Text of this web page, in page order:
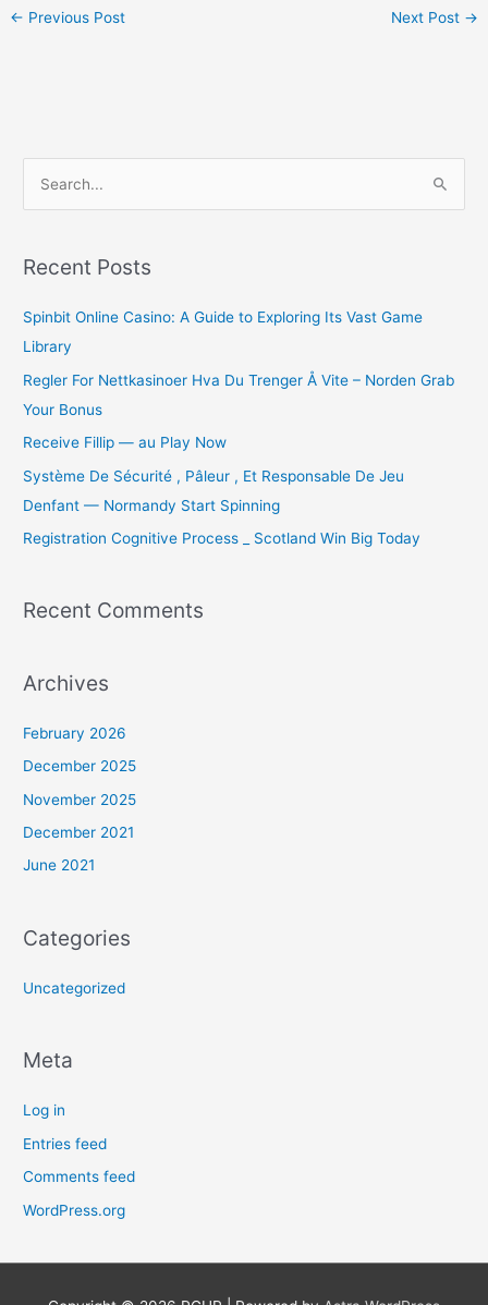
← Previous Post Next Post →
r
h
f
o
r
:
Recent Posts
Spinbit Online Casino: A Guide to Exploring Its Vast Game
Library
Regler For Nettkasinoer Hva Du Trenger Å Vite – Norden Grab
Your Bonus
Receive Fillip — au Play Now
Système De Sécurité , Pâleur , Et Responsable De Jeu
Denfant — Normandy Start Spinning
Registration Cognitive Process _ Scotland Win Big Today
Recent Comments
Archives
February 2026
December 2025
November 2025
December 2021
June 2021
Categories
Uncategorized
Meta
Log in
Entries feed
Comments feed
WordPress.org